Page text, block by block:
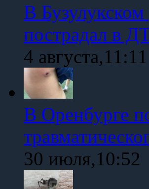
В
пострадал в
4 августа,11:11
В Оренбурге
30 июля,10:52